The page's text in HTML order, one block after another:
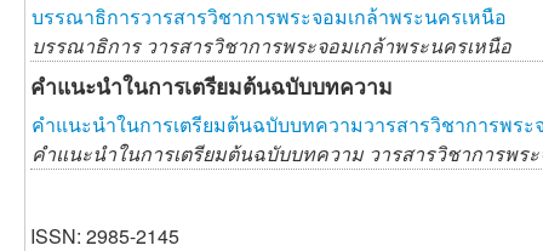
บรรณาธิการวารสารวิชาการพระจอมเกล้าพระนครเหนือ
บรรณาธิการ วารสารวิชาการพระจอมเกล้าพระนครเหนือ
คำแนะนำในการเตรียมต้นฉบับบทความ
คำแนะนำในการเตรียมต้นฉบับบทความวารสารวิชาการพระ
คำแนะนำในการเตรียมต้นฉบับบทความ วารสารวิชาการพร
ISSN: 2985-2145